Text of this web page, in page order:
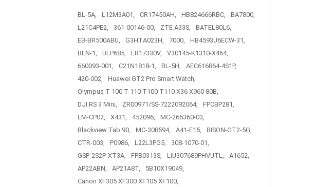
BL-5A, L12M3A01, CR17450AH, HB824666RBC,
BA7800,
L21C4PE2,
361-00146-00, ZTE A33S,
BATEL80L6,
EB-BR500ABU,
G3HTA023H, 7000,
HB4593J6ECW-31,
BLN-1,
BLP685, ER17330V,
V30145-K1310-X464,
660093-001,
C21N1818-1, BL-5H,
AEC616864-4S1P,
420-002,
Huawei GT2 Pro Smart Watch,
Olympus T 100 T 110 T100 T110 X36 X960 80B,
DJI RS 3 Mini,
ZR00971/SS-7222092064,
FPCBP281,
LM-CP02,
X431, 452096,
MC-265360-03,
Blackview Tab 90,
MC-308594, A41-E15,
BISON-GT2-5G,
CTR-003,
P0986, L22L3PG5,
308-1070-01,
GSP-2S2P-XT3A,
FPB0313S, LiU307689PHVUTL,
A1652,
AP22ABN,
AP21A8T,
5B10X19049,
Canon XF305 XF300 XF105 XF100,